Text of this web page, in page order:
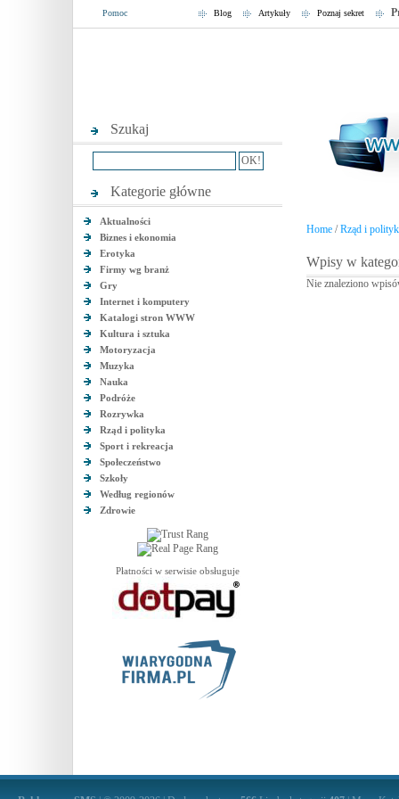
Pomoc Poznaj sekret
Artykuły
Blog
Szukaj
Kategorie główne
Aktualności
Biznes i ekonomia
Erotyka
Firmy wg branż
Gry
Internet i komputery
Katalogi stron WWW
Kultura i sztuka
Motoryzacja
Muzyka
Nauka
Podróże
Rozrywka
Rząd i polityka
Sport i rekreacja
Społeczeństwo
Szkoły
Według regionów
Zdrowie
Płatności w serwisie obsługuje
Home /Rząd i
Wpisy w
Nie znaleziono